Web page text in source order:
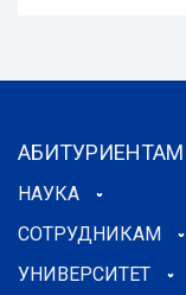
АБИТУРИЕНТАМ
НАУКА
СОТРУДНИКАМ
УНИВЕРСИТЕТ